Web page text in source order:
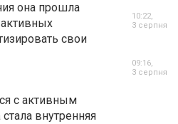
она прошла
свои
с активным
внутренняя
10:22,
3 серпня
09:16,
3 серпня